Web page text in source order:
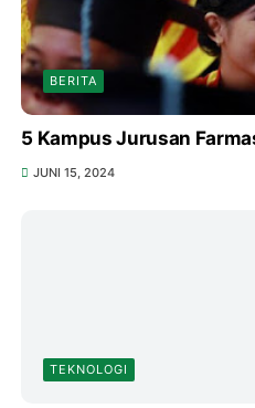
BERITA
5 Kampus Jurusan
JUNI 15, 2024
TEKNOLOGI